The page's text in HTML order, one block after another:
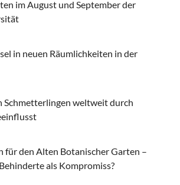
im August und September der
in neuen Räumlichkeiten in der
Schmetterlingen weltweit durch
für den Alten Botanischer Garten –
als Kompromiss?